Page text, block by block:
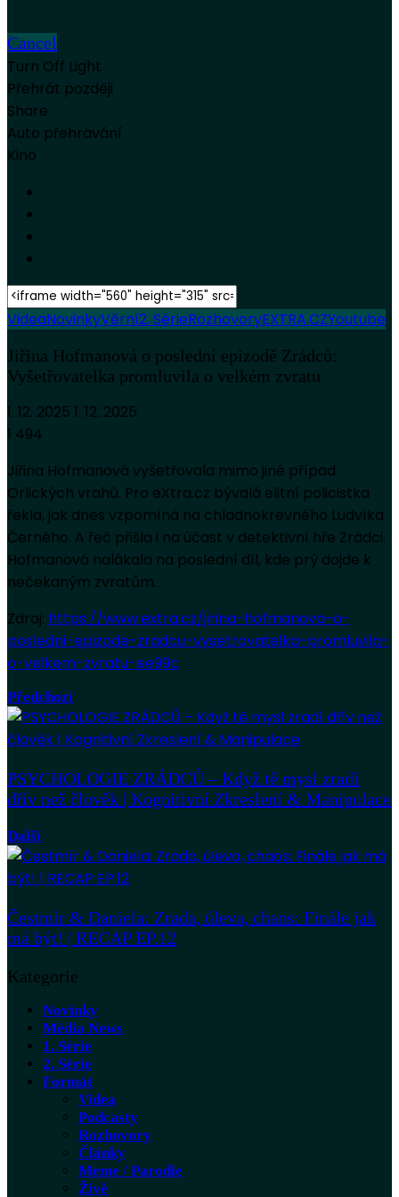
Cancel
Turn Off Light
Přehrát později
Share
Auto přehrávání
Kino
VideaNovinkyVěrní2. SérieRozhovoryEXTRA.CZYoutube
Jiřina Hofmanová o poslední epizodě Zrádců:
Vyšetřovatelka promluvila o velkém zvratu
1. 12. 2025 1. 12. 2025
1 494
Jiřina Hofmanová vyšetřovala mimo jiné případ
Orlických vrahů. Pro eXtra.cz bývalá elitní policistka
řekla, jak dnes vzpomíná na chladnokrevného Ludvíka
Černého. A řeč přišla i na účast v detektivní hře Zrádci.
Hofmanová nalákala na poslední díl, kde prý dojde k
nečekaným zvratům.
Zdroj: https://www.extra.cz/jirina-hofmanova-o-
posledni-epizode-zradcu-vysetrovatelka-promluvila-
o-velkem-zvratu-ee99c
Předchozí
PSYCHOLOGIE ZRÁDCŮ – Když tě mysl zradí
dřív než člověk | Kognitivní Zkreslení & Manipulace
Další
Čestmír & Daniela: Zrada, úleva, chaos: Finále jak
má být! | RECAP EP.12
Kategorie
Novinky
Média News
1. Série
2. Série
Formát
Videa
Podcasty
Rozhovory
Články
Meme / Parodie
Živě